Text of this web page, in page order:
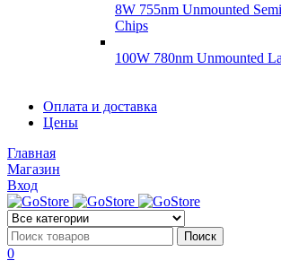
8W 755nm Unmounted
Chips
100W 780nm Unmounted
Диоды
Оплата и доставка
Цены
Главная
Магазин
Вход
0